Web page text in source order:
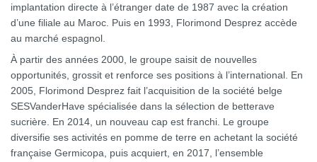
implantation directe à l’étranger date de 1987 avec la création
d’une filiale au Maroc. Puis en 1993, Florimond Desprez accède
au marché espagnol.
À partir des années 2000, le groupe saisit de nouvelles
opportunités, grossit et renforce ses positions à l’international. En
2005, Florimond Desprez fait l’acquisition de la société belge
SESVanderHave spécialisée dans la sélection de betterave
sucrière. En 2014, un nouveau cap est franchi. Le groupe
diversifie ses activités en pomme de terre en achetant la société
française Germicopa, puis acquiert, en 2017, l’ensemble